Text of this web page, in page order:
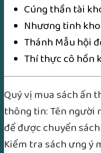
Cúng thần tài
Nhương tinh
Thánh Mẫu hội
Thí thực cô hồn
Quý vị mua sách ấn
thông tin: Tên người
để được chuyển
Kiểm tra sách ưng ý